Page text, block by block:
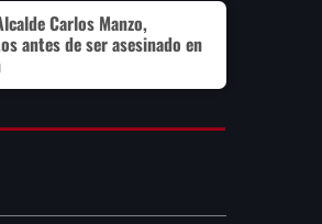
Carlos Manzo,
antes de ser asesinado en